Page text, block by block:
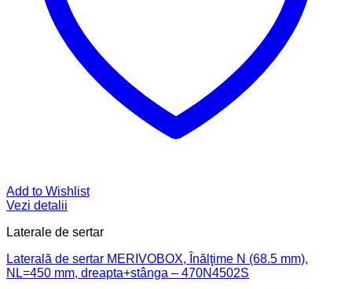
Add to Wishlist
Vezi detalii
Laterale de sertar
Laterală de sertar MERIVOBOX, Înălţime N (68.5 mm),
NL=450 mm, dreapta+stânga – 470N4502S